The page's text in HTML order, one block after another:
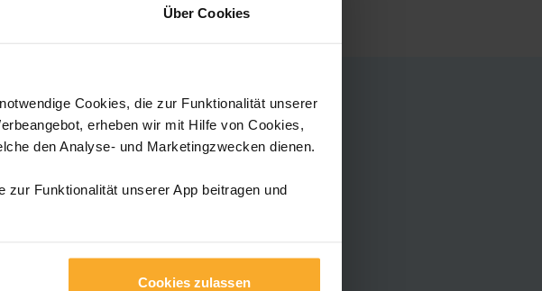
Über Cookies
Cookies, die zur Funktionalität unserer
erheben wir mit Hilfe von Cookies,
den Analyse- und Marketingzwecken dienen.
zur Funktionalität unserer App beitragen und
Cookies zulassen
Minipool zur
Desk, Aufzug